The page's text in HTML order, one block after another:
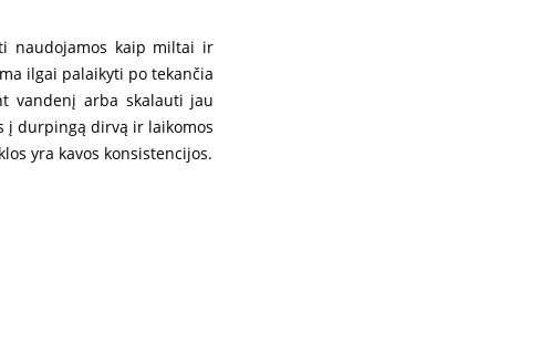
naudojamos kaip miltai ir
ilgai palaikyti po tekančia
vandenį arba skalauti jau
į durpingą dirvą ir laikomos
yra kavos konsistencijos.